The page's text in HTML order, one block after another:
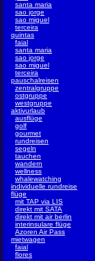
santa maria
sao jorge
sao miguel
terceira
quintas
faial
santa maria
sao jorge
sao miguel
terceira
pauschalreisen
zentralgruppe
ostgruppe
westgruppe
aktivurlaub
ausflüge
golf
gourmet
rundreisen
segeln
tauchen
wandern
wellness
whalewatching
individuelle rundreise
flüge
mit TAP via LIS
direkt mit SATA
direkt mit air berlin
interinsulare flüge
Azoren Air Pass
mietwagen
faial
flores